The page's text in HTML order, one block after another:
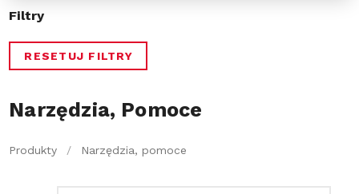
Filtry
RESETUJ FILTRY
Narzędzia, Pomoce
Produkty / Narzędzia, pomoce